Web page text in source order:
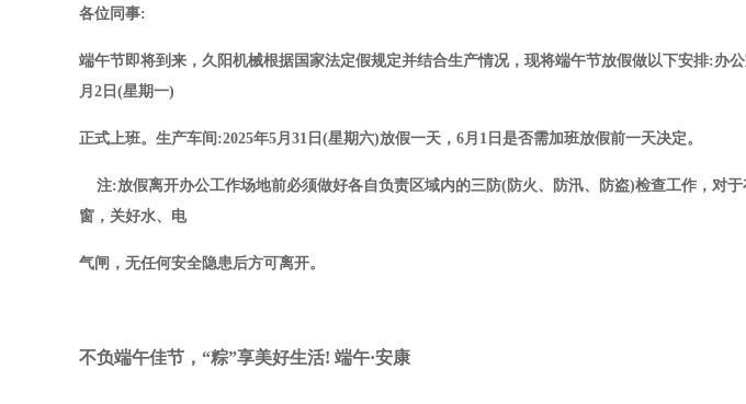
各位同事:
端午节即将到来，久阳机械根据国家法定假规定并结合生产情况，现将端午节放假做以下安排:办
月2日(星期一)
正式上班。生产车间:2025年5月31日(星期六)放假一天，6月1日是否需加班放假前一天决定。
注:放假离开办公工作场地前必须做好各自负责区域内的三防(防火、防汛、防盗)检查工作，对于
窗，关好水、电
气闸，无任何安全隐患后方可离开。
不负端午佳节，“粽”享美好生活! 端午·安康